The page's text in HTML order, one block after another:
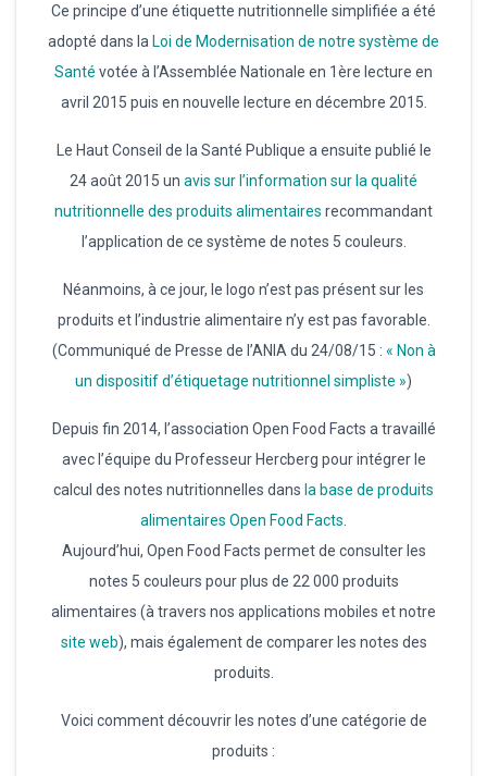
Ce principe d’une étiquette nutritionnelle simplifiée a été
adopté dans la Loi de Modernisation de notre système de
Santé votée à l’Assemblée Nationale en 1ère lecture en
avril 2015 puis en nouvelle lecture en décembre 2015.
Le Haut Conseil de la Santé Publique a ensuite publié le
24 août 2015 un avis sur l’information sur la qualité
nutritionnelle des produits alimentaires recommandant
l’application de ce système de notes 5 couleurs.
Néanmoins, à ce jour, le logo n’est pas présent sur les
produits et l’industrie alimentaire n’y est pas favorable.
(Communiqué de Presse de l’ANIA du 24/08/15 : « Non à
un dispositif d’étiquetage nutritionnel simpliste »)
Depuis fin 2014, l’association Open Food Facts a travaillé
avec l’équipe du Professeur Hercberg pour intégrer le
calcul des notes nutritionnelles dans la base de produits
alimentaires Open Food Facts
Aujourd’hui, Open Food Facts permet de consulter les
notes 5 couleurs pour plus de 22 000 produits
alimentaires (à travers nos applications mobiles et notre
site web), mais également de comparer les notes des
produits.
Voici comment découvrir les notes d’une catégorie de
produits :